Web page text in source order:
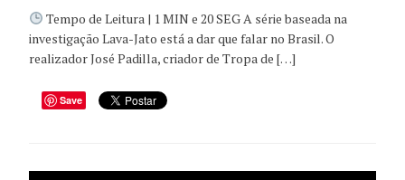
Tempo de Leitura | 1 MIN e 20 SEG A série baseada na
investigação Lava-Jato está a dar que falar no Brasil. O
realizador José Padilla, criador de Tropa de […]
Save